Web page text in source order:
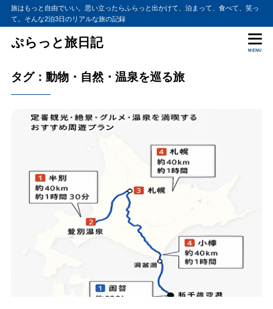
旅はもっと自由でいい。思い立ったらふらっと出かけて、泊まって、食べて、笑っ
て。そんな2泊3日のリアルな旅の記録
ぷらっと旅日記
MENU
タグ：動物・自然・温泉を巡る旅